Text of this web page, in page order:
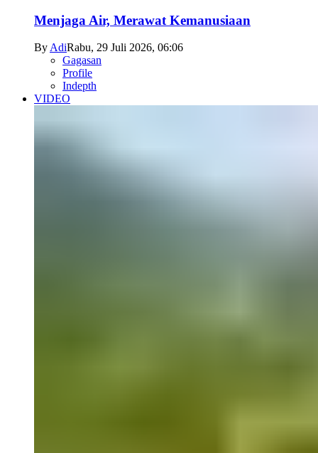
Menjaga Air, Merawat Kemanusiaan
ByAdiRabu, 29 Juli 2026, 06:06
Gagasan
Profile
Indepth
VIDEO